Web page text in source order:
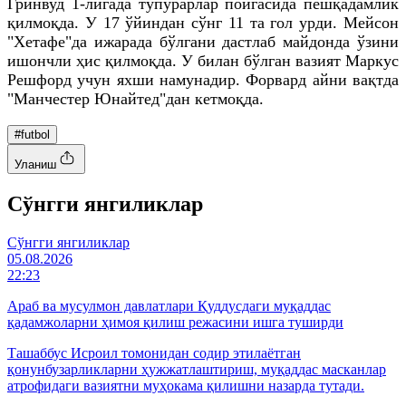
қилмоқда. У 17 ўйиндан сўнг 11 та гол урди. Мейсон
"Хетафе"да ижарада бўлгани дастлаб майдонда ўзини
ишончли ҳис қилмоқда. У билан бўлган вазият Маркус
Решфорд учун яхши намунадир. Форвард айни вақтда
"Манчестер Юнайтед"дан кетмоқда.
#futbol
Уланиш
Cўнгги янгиликлар
Cўнгги янгиликлар
05.08.2026
22:23
Араб ва мусулмон давлатлари Қуддусдаги муқаддас
қадамжоларни ҳимоя қилиш режасини ишга туширди
Ташаббус Исроил томонидан содир этилаётган
қонунбузарликларни ҳужжатлаштириш, муқаддас масканлар
атрофидаги вазиятни муҳокама қилишни назарда тутади.